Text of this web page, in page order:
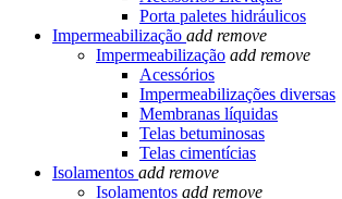
Porta paletes hidráulicos
Impermeabilização add remove
Impermeabilização add remove
Acessórios
Impermeabilizações diversas
Membranas líquidas
Telas betuminosas
Telas cimentícias
Isolamentos add remove
Isolamentos add remove